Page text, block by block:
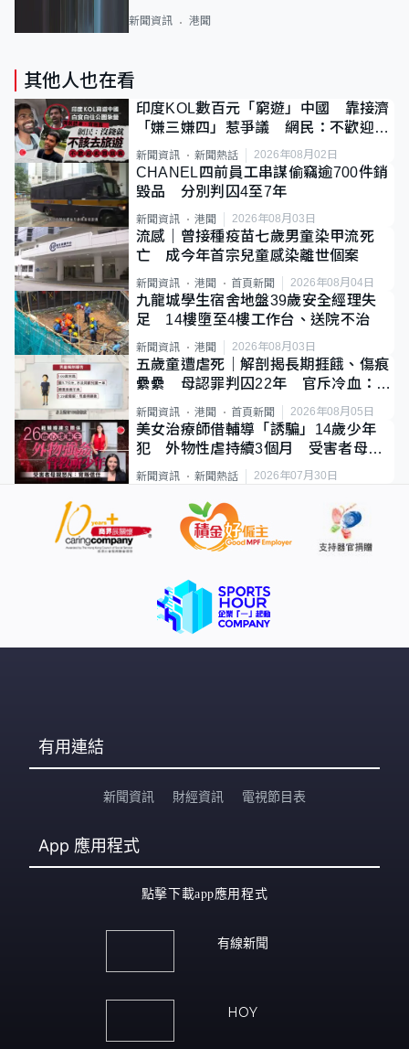
新聞資訊 港聞
其他人也在看
印度KOL數百元「窮遊」中國 靠接濟
「嫌三嫌四」惹爭議 網民：不歡迎劣
質旅客
新聞資訊 新聞熱話 2026年08月02日
CHANEL四前員工串謀偷竊逾700件銷
毀品 分別判囚4至7年
新聞資訊 港聞 2026年08月03日
流感｜曾接種疫苗七歲男童染甲流死
亡 成今年首宗兒童感染離世個案
新聞資訊 港聞 首頁新聞 2026年08月04日
九龍城學生宿舍地盤39歲安全經理失
足 14樓墮至4樓工作台、送院不治
新聞資訊 港聞 2026年08月03日
五歲童遭虐死｜解剖揭長期捱餓、傷痕
纍纍 母認罪判囚22年 官斥冷血：同
類案最惡劣
新聞資訊 港聞 首頁新聞 2026年08月05日
美女治療師借輔導「誘騙」14歲少年
犯 外物性虐持續3個月 受害者母：
要保護其他人
新聞資訊 新聞熱話 2026年07月30日
有用連結
新聞資訊 財經資訊 電視節目表
App 應用程式
點擊下載app應用程式
有線新聞
HOY